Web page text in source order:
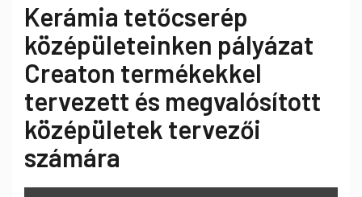
Kerámia tetőcserép
középületeinken pályázat
Creaton termékekkel
tervezett és megvalósított
középületek tervezői
számára